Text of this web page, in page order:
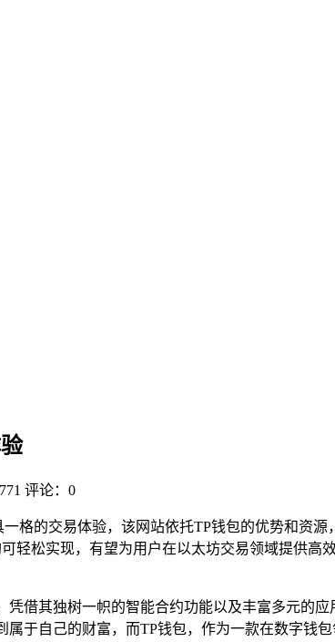
评论：0
格的交易体验，该网站依托TP钱包的优势和资
轻松实现，有望为用户在以太坊交易领域提供高
借其独树一帜的智能合约功能以及丰富多元的
于自己的财富，而TP钱包，作为一款在数字钱